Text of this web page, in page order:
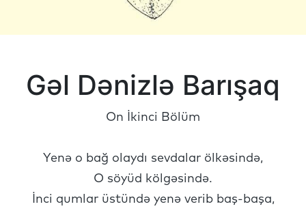
Gəl Dənizlə Barışaq
On İkinci Bölüm
Yenə o bağ olaydı sevdalar ölkəsində,
O söyüd kölgəsində.
İnci qumlar üstündə yenə verib baş-başa,